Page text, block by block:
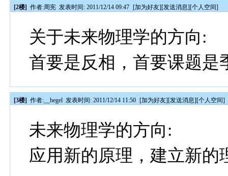
[2楼] 作者:周宪 发表时间: 2011/12/14 09:47 [加为好友][发送消息][个人空间]
关于未来物理学的方向:
首要是反相，首要课题是
[3楼] 作者: __hegel 发表时间: 2011/12/14 11:50 [加为好友][发送消息][个人空间]
未来物理学的方向:
应用新的原理，建立新的